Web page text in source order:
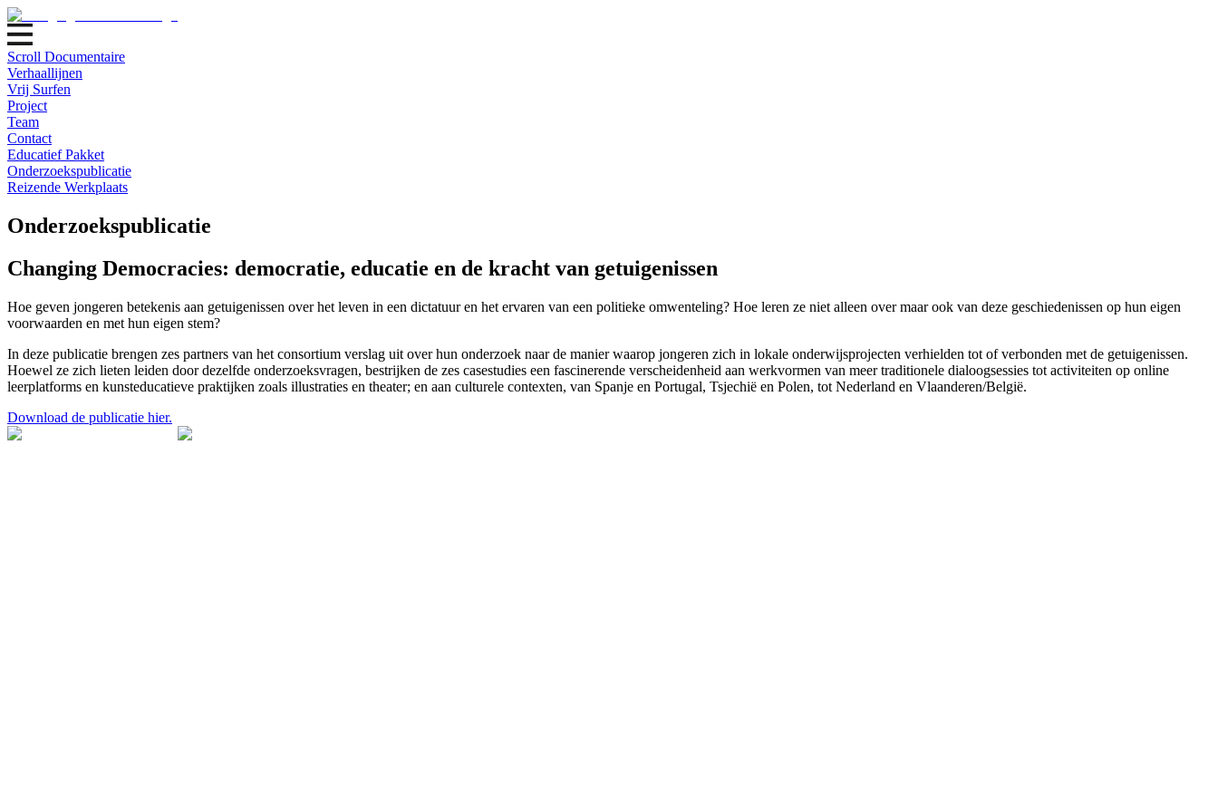
Scroll Documentaire
Verhaallijnen
Vrij Surfen
Project
Team
Contact
Educatief Pakket
Onderzoekspublicatie
Reizende Werkplaats
Onderzoekspublicatie
Changing Democracies: democratie, educatie en de kracht van getuigenissen
Hoe geven jongeren betekenis aan getuigenissen over het leven in een dictatuur en het ervaren van een politieke omwenteling? Hoe leren ze niet alleen over maar ook van deze geschiedenissen op hun eigen
voorwaarden en met hun eigen stem?
In deze publicatie brengen zes partners van het consortium verslag uit over hun onderzoek naar de manier waarop jongeren zich in lokale onderwijsprojecten verhielden tot of verbonden met de getuigenissen.
Hoewel ze zich lieten leiden door dezelfde onderzoeksvragen, bestrijken de zes casestudies een fascinerende verscheidenheid aan werkvormen van meer traditionele dialoogsessies tot activiteiten op online
leerplatforms en kunsteducatieve praktijken zoals illustraties en theater; en aan culturele contexten, van Spanje en Portugal, Tsjechië en Polen, tot Nederland en Vlaanderen/België.
Download de publicatie hier.